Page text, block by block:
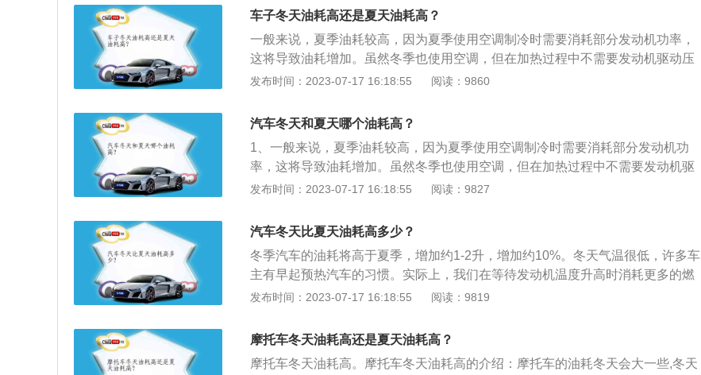
可以将空调出风口调节至冲向车顶吹。这样可以在车内快速形成冷空气的对流循
环，提高制冷效率，使车内温度快速降低。2、将空调温度调节至25度左右：最
适宜人体的温度是24-28度，温度过低会对关节造成影响。过低的温度也会使压
滤网：由于空调在运行过程中，很多灰尘、棉絮会经过空调滤网堆积到蒸发器上
应考虑更换空调滤网。
把发动机水箱上的热气送入驾驶室，从而使室内升温。从表面上看，许多人觉得
这个热气即使不用也要产生，并没有额外的能耗，也不会额外耗油。其实，发动
机水箱的热气确实可以使驾驶室变暖，但如果热气不足不能达到设定温度时，发
动机就要额外做功来产生更多热能，好供给驾驶室温度要求，这时就要额外耗
油。汽油热效率不如夏天。冬季油耗高的一个主要原因，是气温造成汽油的热效
摄氏度-90摄氏度。如果温度过高，发动机的冷却系统会自动增加水循环速度，增
加散热，带走多余的热量；反之，则减少冷却水的循环速度，保持必要温度。这
也是发动机最基本的冷却原理，冬季发动机需要的是保温而不是散热。由于受到
变“点火提前角”来保持温度。同时，冷天汽油的热效率也大大不如夏天，这些因
车子冬天油耗高还是夏天油耗高？
一般来说，夏季油耗较高，因为夏季使用空调制冷时需要消耗部分发动机功率，
这将导致油耗增加。虽然冬季也使用空调，但在加热过程中不需要发动机驱动压
缩机，因此冬季的油耗没有夏季高。夏季气温较高，空气中的氧含量会降低，这
季发动机刚起动时，建议不要打开空调。正常驾驶10至20分钟后再打开空调。在
发动机刚起动时打开空调将减缓发动机温升，从而增加燃油消耗。
发布时间：2023-07-17 16:18:55 阅读：9860
汽车冬天和夏天哪个油耗高？
1、一般来说，夏季油耗较高，因为夏季使用空调制冷时需要消耗部分发动机功
率，这将导致油耗增加。虽然冬季也使用空调，但在加热过程中不需要发动机驱
动压缩机，因此冬季的油耗没有夏季高。2、夏季气温较高，空气中的氧含量会
用，有些车手会打开车窗。汽车空调冷却时，发动机带动压缩机运转。此时，压
缩机可连续压缩制冷剂并将制冷剂输送至蒸发箱。制冷剂可膨胀并吸收热量以冷
却蒸发箱。3、冷却后的蒸发箱可对风机吹来的风进行冷却，使汽车空调出风口
吹出冷空气。当汽车空调加热时，发动机中的高温冷却液将流经暖风箱。此时，
鼓风机吹来的风也会通过暖风箱，使暖风从汽车空调出风口吹出。4、冬季空调
正常驾驶10至20分钟后，应打开空调。在发动机刚起动时打开空调将减缓发动机
温升，从而增加燃油消耗。
发布时间：2023-07-17 16:18:55 阅读：9827
汽车冬天比夏天油耗高多少？
冬季汽车的油耗将高于夏季，增加约1-2升，增加约10%。冬天气温很低，许多车
主有早起预热汽车的习惯。实际上，我们在等待发动机温度升高时消耗更多的燃
油。此外，发动机的工作环境温度要求为80-90度，但冬季温度较低，为保持此
机需要燃烧更多燃油来维持蓄电池功率，燃油消耗量通常会增加1-2升。如果增幅
过大并超过正常值，车主还应注意检查车辆。
发布时间：2023-07-17 16:18:55 阅读：9819
摩托车冬天油耗高还是夏天油耗高？
摩托车冬天油耗高。摩托车冬天油耗高的介绍：摩托车的油耗冬天会大一些,冬天